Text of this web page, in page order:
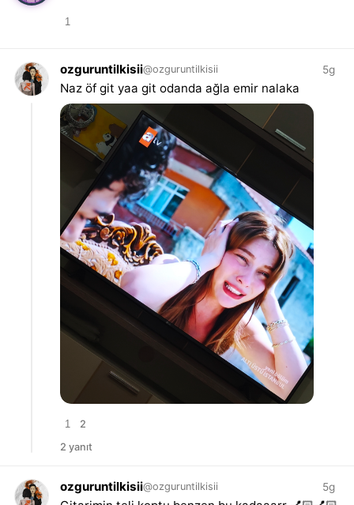
1
ozguruntilkisii@ozguruntilkisii 5g
Naz öf git yaa git odanda ağla emir nalaka
1
2
2 yanıt
ozguruntilkisii@ozguruntilkisii 5g